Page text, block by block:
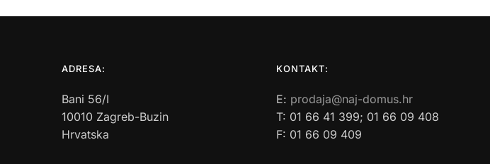
ADRESA:
Bani 56/I
10010 Zagreb-Buzin
Hrvatska
KONTAKT:
E: prodaja@naj-domus.hr
T: 01 66 41 399; 01 66 09 408
F: 01 66 09 409